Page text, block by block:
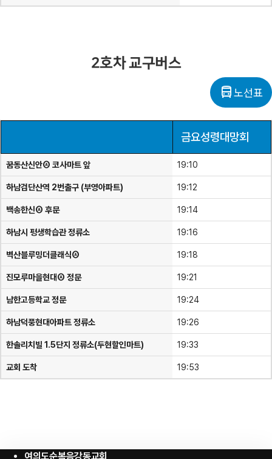
2호차 교구버스
directions_bus노선표
금요성령대망회
꿈동산신안Ⓐ 코사마트 앞 19:10
하남검단산역 2번출구 (부영아파트) 19:12
백송한신Ⓐ 후문 19:14
하남시 평생학습관 정류소 19:16
벽산블루밍더클래식Ⓐ 19:18
진모루마을현대Ⓐ 정문 19:21
남한고등학교 정문 19:24
하남덕풍현대아파트 정류소 19:26
한솔리치빌 1.5단지 정류소(두현할인마트) 19:33
교회 도착 19:53
여의도순복음강동교회